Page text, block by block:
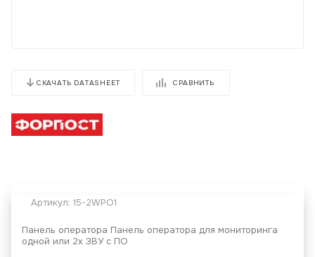
СКАЧАТЬ DATASHEET СРАВНИТЬ
Артикул: 15-2WPO1
Панель оператора Панель оператора для мониторинга
одной или 2х ЗВУ с ПО